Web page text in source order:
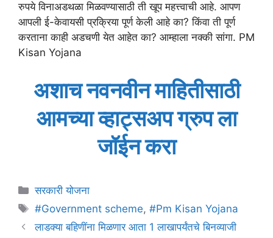
रुपये विनाअडथळा मिळवण्यासाठी ती खूप महत्त्वाची आहे. आपण
आपली ई-केवायसी प्रक्रिया पूर्ण केली आहे का? किंवा ती पूर्ण
करताना काही अडचणी येत आहेत का? आम्हाला नक्की सांगा. PM
Kisan Yojana
अशाच नवनवीन माहितीसाठी
आमच्या व्हाट्सअप ग्रुप ला
जॉईन करा
Categories
सरकारी योजना
Tags
#Government scheme,#Pm Kisan Yojana
लाडक्या बहिणींना मिळणार आता 1 लाखापर्यंतचे बिनव्याजी